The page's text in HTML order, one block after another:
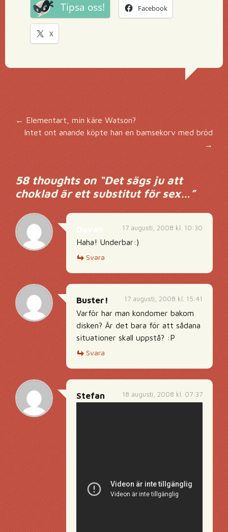
Tipsa oss! Facebook
X
Inläggsnavigering
← Elementart, min käre Watson?
Intet ont anande köpte han en bamsekorv med bröd
→
58 thoughts on “Det sägs ju att
choklad är ett substitut för sex…”
17 augusti, 2008 kl. 10:30
Haha! Underbar:)
Svara
17 augusti, 2008 kl. 15:41
Buster!
Varför har man kondomer bakom
disken? Är det bara för att sådana
situationer skall uppstå? :P
Svara
18 augusti, 2008 kl. 07:37
Stefan